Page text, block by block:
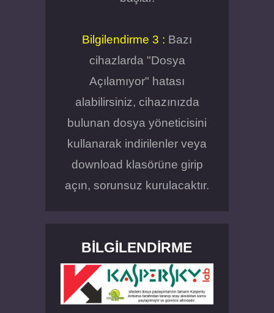
Bilgilendirme 3 : Bazı
cihazlarda "Dosya
Açılamıyor" hatası
alabilirsiniz, cihazınızda
bulunan dosya yöneticisini
kullanarak indirilenler veya
download klasörüne girip
açın, sorunsuz kurulacaktır.
BILGILENDIRME